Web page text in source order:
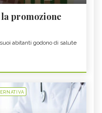
promozione
abitanti godono di salute